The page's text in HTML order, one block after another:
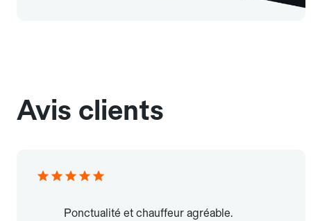
Avis clients
Ponctualité et chauffeur agréable.